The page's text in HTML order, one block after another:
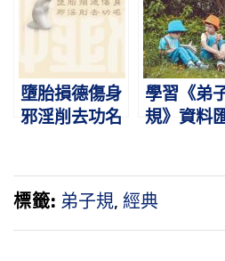
墮胎損德傷身
邪淫削去功名
學習《弟
規》資料
標籤: 弟子規, 經典